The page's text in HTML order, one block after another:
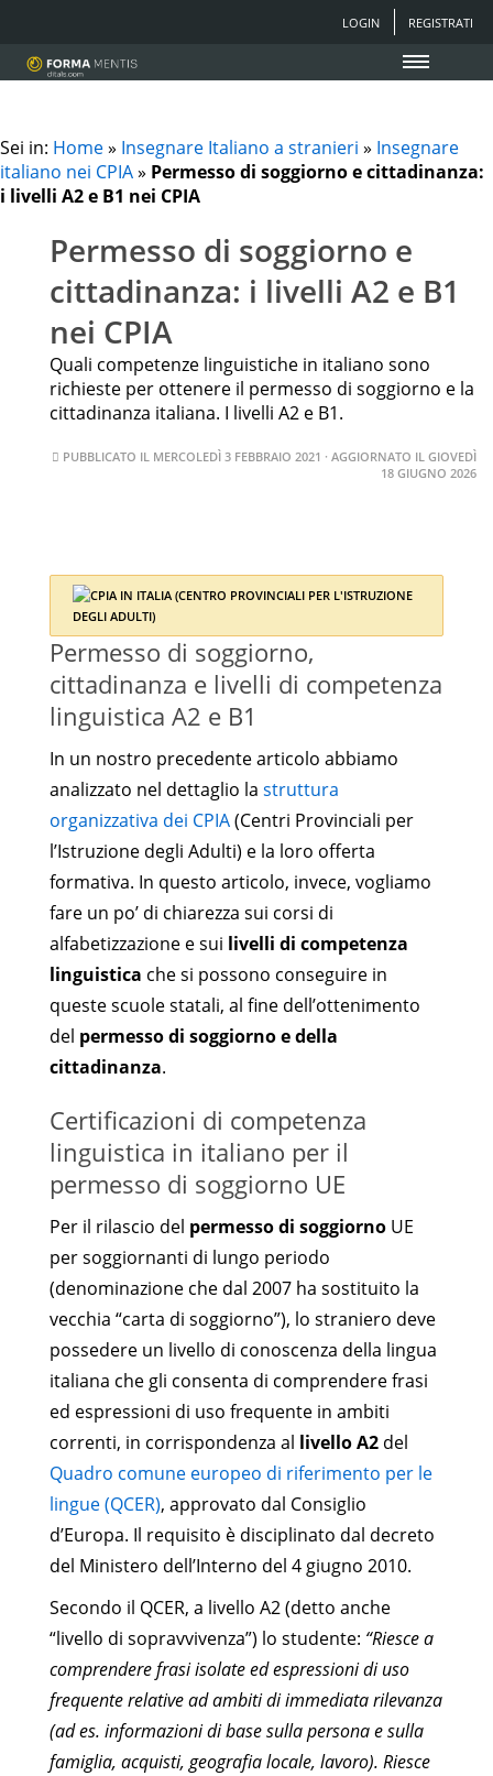
LOGIN REGISTRATI
Sei in: Home» Insegnare Italiano a stranieri » Insegnare
italiano nei CPIA» Permesso di soggiorno e cittadinanza:
i livelli A2 e B1 nei CPIA
Permesso di soggiorno e
cittadinanza: i livelli A2 e B1
nei CPIA
Quali competenze linguistiche in italiano sono
richieste per ottenere il permesso di soggiorno e la
cittadinanza italiana. I livelli A2 e B1.
PUBBLICATO IL MERCOLEDÌ 3 FEBBRAIO 2021 · AGGIORNATO IL GIOVEDÌ
18 GIUGNO 2026
Permesso di soggiorno,
cittadinanza e livelli di competenza
linguistica A2 e B1
In un nostro precedente articolo abbiamo
analizzato nel dettaglio la struttura
organizzativa dei CPIA(Centri Provinciali per
l’Istruzione degli Adulti) e la loro offerta
formativa. In questo articolo, invece, vogliamo
fare un po’ di chiarezza sui corsi di
alfabetizzazione e sui livelli di competenza
linguistica che si possono conseguire in
queste scuole statali, al fine dell’ottenimento
del permesso di soggiorno e della
cittadinanza.
Certificazioni di competenza
linguistica in italiano per il
permesso di soggiorno UE
Per il rilascio del permesso di soggiorno UE
per soggiornanti di lungo periodo
(denominazione che dal 2007 ha sostituito la
vecchia “carta di soggiorno”), lo straniero deve
possedere un livello di conoscenza della lingua
italiana che gli consenta di comprendere frasi
ed espressioni di uso frequente in ambiti
correnti, in corrispondenza al livello A2 del
Quadro comune europeo di riferimento per le
lingue (QCER), approvato dal Consiglio
d’Europa. Il requisito è disciplinato dal decreto
del Ministero dell’Interno del 4 giugno 2010.
Secondo il QCER, a livello A2 (detto anche
“livello di sopravvivenza”) lo studente: “Riesce a
comprendere frasi isolate ed espressioni di uso
frequente relative ad ambiti di immediata rilevanza
(ad es. informazioni di base sulla persona e sulla
famiglia, acquisti, geografia locale, lavoro). Riesce